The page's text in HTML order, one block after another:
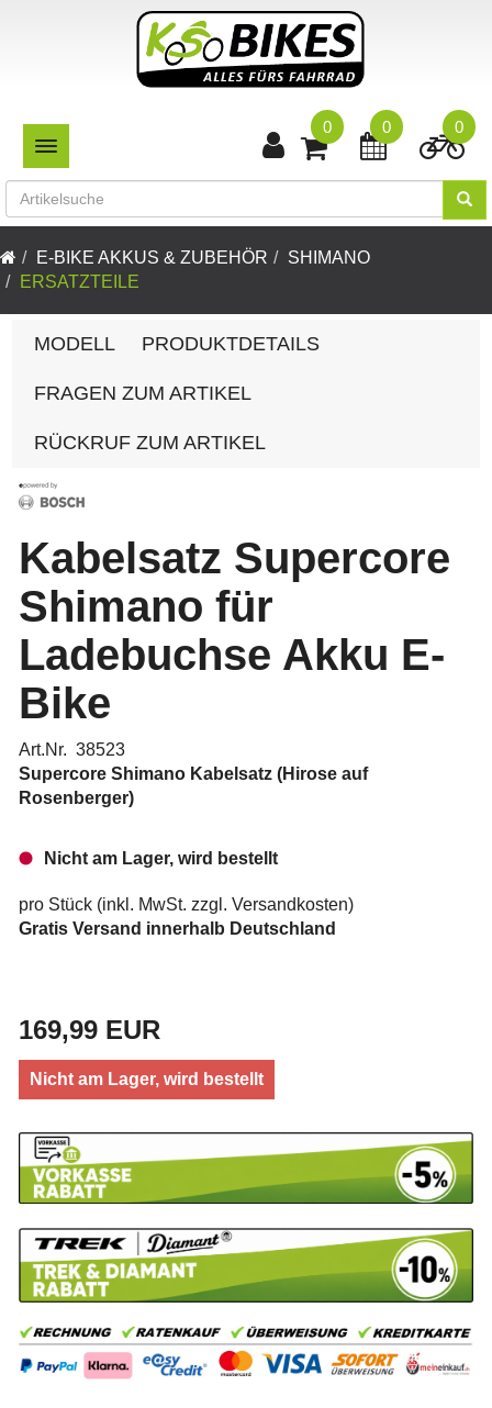
TOGGLE NAVIGATION
0
0
0
E-BIKE AKKUS & ZUBEHÖR
SHIMANO
ERSATZTEILE
MODELL PRODUKTDETAILS
FRAGEN ZUM ARTIKEL
RÜCKRUF ZUM ARTIKEL
Kabelsatz Supercore
Shimano für
Ladebuchse Akku E-
Bike
Art.Nr. 38523
Supercore Shimano Kabelsatz (Hirose auf
Rosenberger)
Nicht am Lager, wird bestellt
pro Stück (inkl. MwSt. zzgl. Versandkosten)
Gratis Versand innerhalb Deutschland
169,99 EUR
Nicht am Lager, wird bestellt